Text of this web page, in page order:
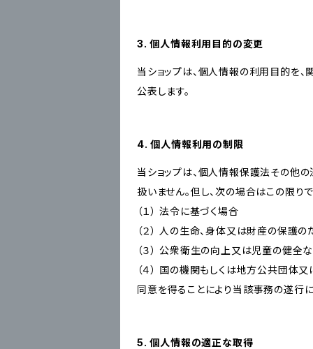
3. 個人情報利用目的の変更
当ショップは、個人情報の利用目的を
公表します。
4. 個人情報利用の制限
当ショップは、個人情報保護法その他
扱いません。但し、次の場合はこの限り
（１） 法令に基づく場合
（２） 人の生命、身体又は財産の保護
（３） 公衆衛生の向上又は児童の健全
（４） 国の機関もしくは地方公共団体
同意を得ることにより当該事務の遂行
5. 個人情報の適正な取得